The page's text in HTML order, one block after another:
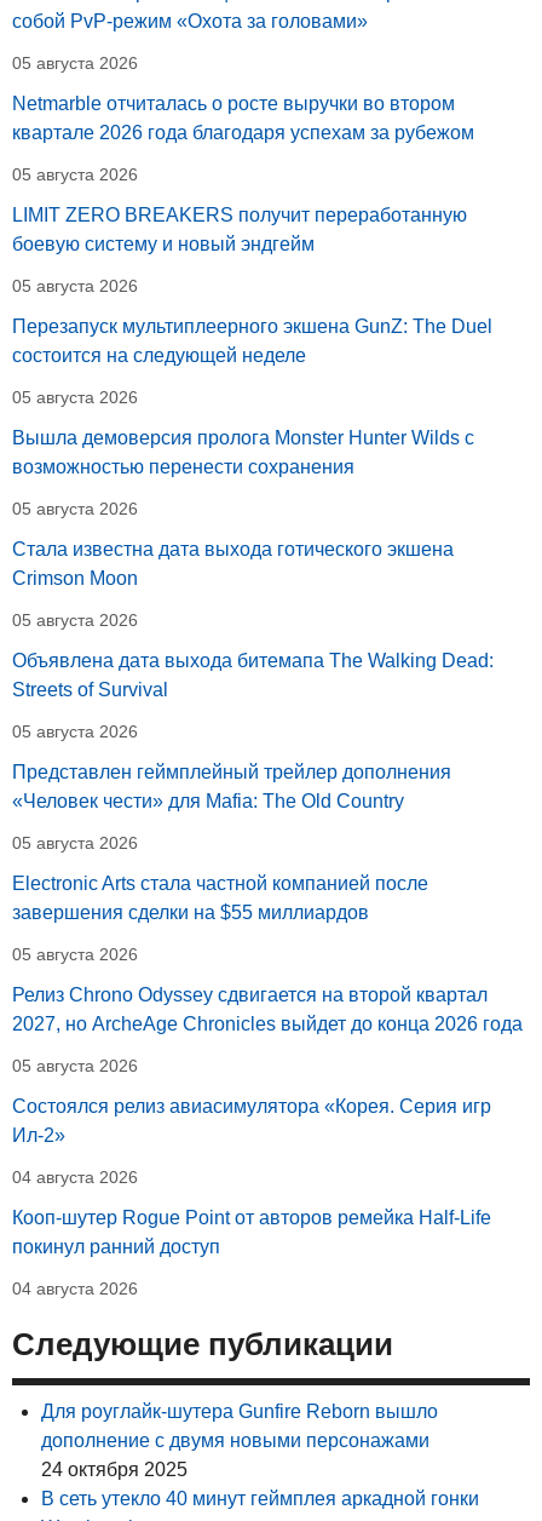
собой PvP-режим «Охота за головами»
05 августа 2026
Netmarble отчиталась о росте выручки во втором
квартале 2026 года благодаря успехам за рубежом
05 августа 2026
LIMIT ZERO BREAKERS получит переработанную
боевую систему и новый эндгейм
05 августа 2026
Перезапуск мультиплеерного экшена GunZ: The Duel
состоится на следующей неделе
05 августа 2026
Вышла демоверсия пролога Monster Hunter Wilds с
возможностью перенести сохранения
05 августа 2026
Стала известна дата выхода готического экшена
Crimson Moon
05 августа 2026
Объявлена дата выхода битемапа The Walking Dead:
Streets of Survival
05 августа 2026
Представлен геймплейный трейлер дополнения
«Человек чести» для Mafia: The Old Country
05 августа 2026
Electronic Arts стала частной компанией после
завершения сделки на $55 миллиардов
05 августа 2026
Релиз Chrono Odyssey сдвигается на второй квартал
2027, но ArcheAge Chronicles выйдет до конца 2026 года
05 августа 2026
Состоялся релиз авиасимулятора «Корея. Серия игр
Ил-2»
04 августа 2026
Кооп-шутер Rogue Point от авторов ремейка Half-Life
покинул ранний доступ
04 августа 2026
Следующие публикации
Для роуглайк-шутера Gunfire Reborn вышло
дополнение с двумя новыми персонажами
24 октября 2025
В сеть утекло 40 минут геймплея аркадной гонки